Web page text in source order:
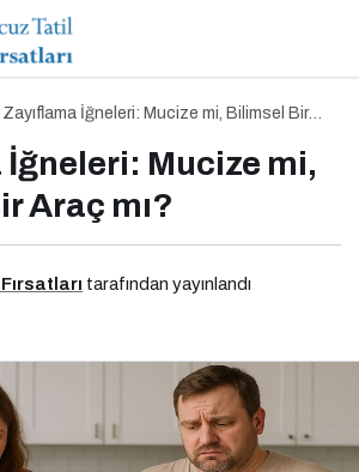
Zayıflama İğneleri: Mucize mi, Bilimsel Bir
İğneleri: Mucize mi,
Araç mı?
tarafından yayınlandı
Probiyotiklerin Yeni